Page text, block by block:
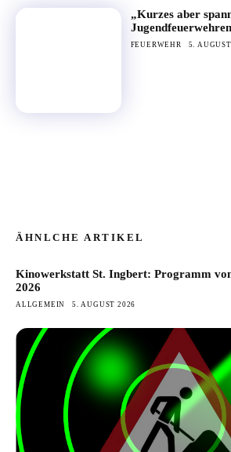
„Kurzes aber
FEUERWEHR 5.
ÄHNLCHE ARTIKEL
Kinowerkstatt St. Ingbert: Programm
2026
ALLGEMEIN 5. AUGUST 2026